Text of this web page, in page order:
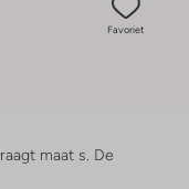
Favoriet
maat s. De